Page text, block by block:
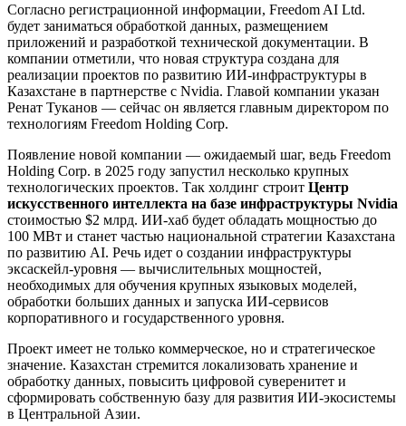
Согласно регистрационной информации, Freedom AI Ltd.
будет заниматься обработкой данных, размещением
приложений и разработкой технической документации. В
компании отметили, что новая структура создана для
реализации проектов по развитию ИИ-инфраструктуры в
Казахстане в партнерстве с Nvidia. Главой компании указан
Ренат Туканов — сейчас он является главным директором по
технологиям Freedom Holding Corp.
Появление новой компании — ожидаемый шаг, ведь Freedom
Holding Corp. в 2025 году запустил несколько крупных
технологических проектов. Так холдинг строит Центр
искусственного интеллекта на базе инфраструктуры Nvidia
стоимостью $2 млрд. ИИ-хаб будет обладать мощностью до
100 МВт и станет частью национальной стратегии Казахстана
по развитию AI. Речь идет о создании инфраструктуры
эксаскейл-уровня — вычислительных мощностей,
необходимых для обучения крупных языковых моделей,
обработки больших данных и запуска ИИ-сервисов
корпоративного и государственного уровня.
Проект имеет не только коммерческое, но и стратегическое
значение. Казахстан стремится локализовать хранение и
обработку данных, повысить цифровой суверенитет и
сформировать собственную базу для развития ИИ-экосистемы
в Центральной Азии.